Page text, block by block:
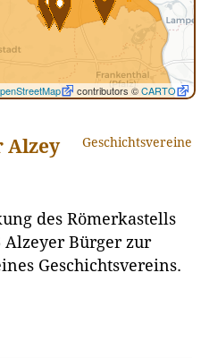
contributors ©CARTO
Geschichtsvereine
Alzey
des Römerkastells
Alzeyer Bürger zur
Geschichtsvereins.